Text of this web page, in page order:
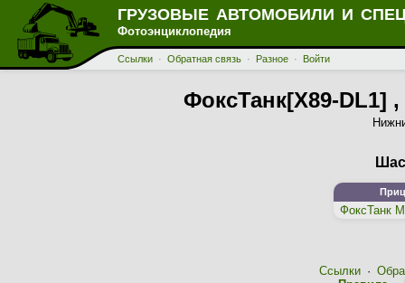
ГРУЗОВЫЕ АВТОМОБИЛИ И
Фотоэнциклопедия
Ссылки · Обратная связь · Разное · Войти
ФоксТанк[X89-DL1]
ФоксТанк
Ссылки·